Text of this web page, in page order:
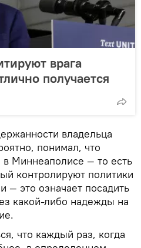
врага
получается
владельца
понимал, что
Миннеаполисе — то есть
контролируют политики
— это означает посадить
какой-либо надежды на
что каждый раз, когда